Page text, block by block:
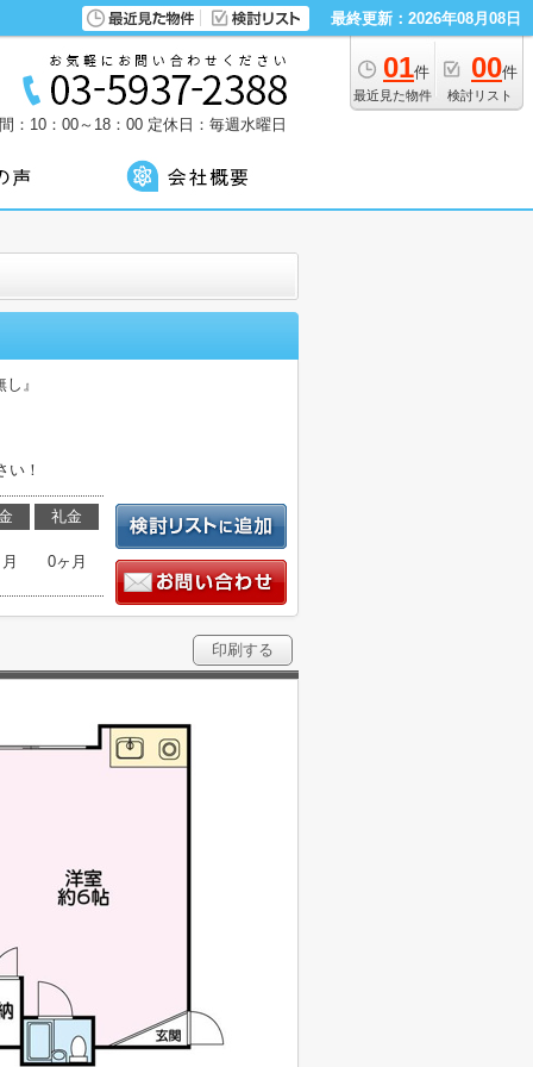
最終更新：2026年08月08日
01件
最近見た物件
00件
検討リスト
：10：00～18：00 定休日：毎週水曜日
』
い！
礼金
0ヶ月
印刷する